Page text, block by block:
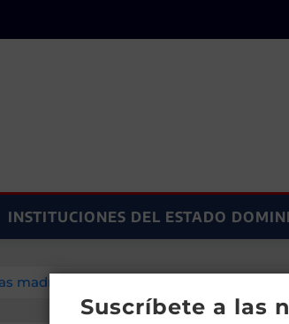
INSTITUCIONES DEL ESTADO
madres policías que laboran en el
Suscríbete a las